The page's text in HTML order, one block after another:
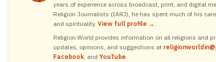
years of experience across broadcast, print, and digital
Religion Journalists (IARJ), he has spent much of his
and spirituality. View full profile → .
Religion World provides information on all religions and
updates, opinions, and suggestions at
Facebook, and YouTube.